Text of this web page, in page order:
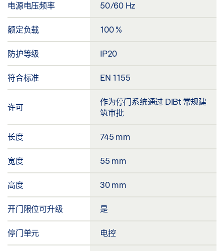
电源电压频率 50/60 Hz
额定负载 100 %
防护等级 IP20
符合标准 EN 1155
许可
作为停门系统通过 DIBt 常规建
筑审批
长度 745 mm
宽度 55 mm
高度 30 mm
开门限位可升级 是
停门单元 电控